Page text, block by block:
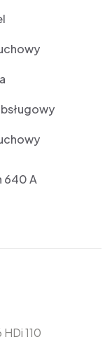
640 A
110